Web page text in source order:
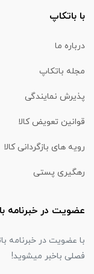
با باتکاپ
درباره ما
مجله باتکاپ
پذیرش نمایندگی
قوانین تعویض کالا
رویه های بازگردانی کالا
رهگیری پستی
عضویت در خبرنامه
با عضویت در خبرنامه
فصلی باخبر میشوید!